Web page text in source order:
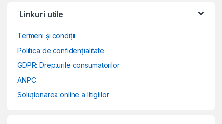
Linkuri utile
Termeni și condiții
Politica de confidențialitate
GDPR: Drepturile consumatorilor
ANPC
Soluționarea online a litigiilor